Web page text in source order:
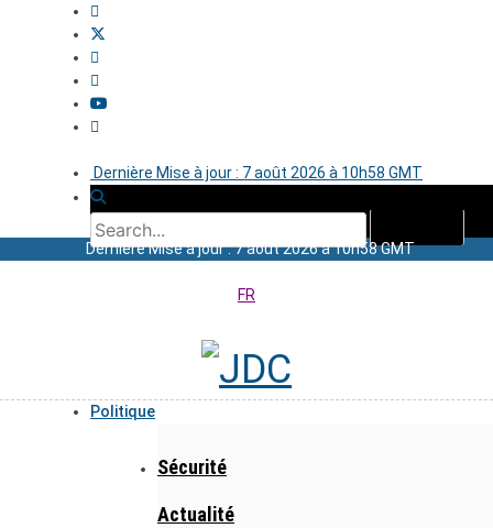
Dernière Mise à jour : 7 août 2026 à 10h58 GMT
Dernière Mise à jour : 7 août 2026 à 10h58 GMT
FR
Politique
Sécurité
Actualité